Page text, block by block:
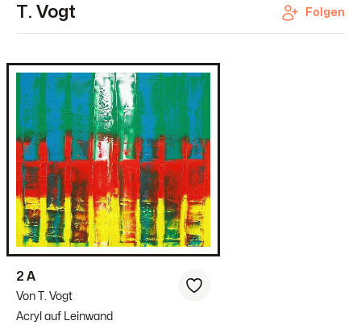
T. Vogt Folgen
2 A
Von T. Vogt
Acryl auf Leinwand